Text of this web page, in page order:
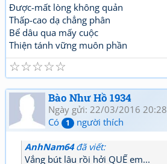
Được-mất lòng không quản
Thấp-cao dạ chẳng phân
Bể dâu qua mấy cuộc
Thiện tánh vững muôn phần
☆
☆
☆
☆
☆
Bào Như Hồ 1934
Ngày gửi: 22/03/2016 20:28
Có
1 người thích
AnhNam64đã viết:
Vắng bút lâu rồi hởi QUẾ em...